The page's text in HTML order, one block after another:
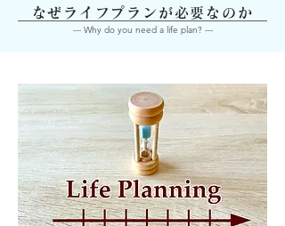
なぜライフプランが必要なのか
--- Why do you need a life plan? ---